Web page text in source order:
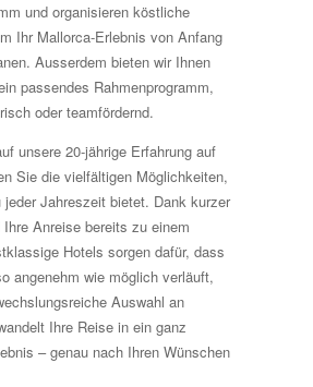
und organisieren köstliche
Ihr Mallorca-Erlebnis von Anfang
Ausserdem bieten wir Ihnen
passendes Rahmenprogramm,
oder teamfördernd.
unsere 20-jährige Erfahrung auf
Sie die vielfältigen Möglichkeiten,
Jahreszeit bietet. Dank kurzer
Anreise bereits zu einem
Hotels sorgen dafür, dass
angenehm wie möglich verläuft,
Auswahl an
Ihre Reise in ein ganz
– genau nach Ihren Wünschen